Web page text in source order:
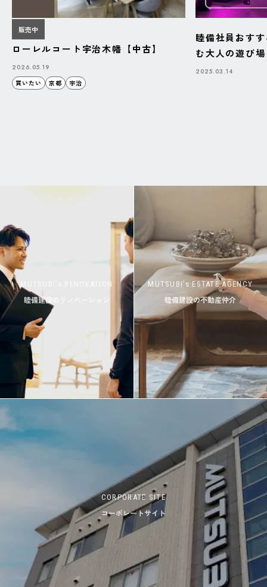
販売中
ローレルコート宇治木幡【中古】
2026.05.19
買いたい
京都 宇治
睦備社員おす
む大人の遊び
BAZAAR」
2025.03.14
MUTSUBI’s RENOVATION
睦備建設のリノベーション
MUTSUBI’s ESTATE AGENCY
睦備建設の不動産仲介
CORPORATE SITE
コーポレートサイト